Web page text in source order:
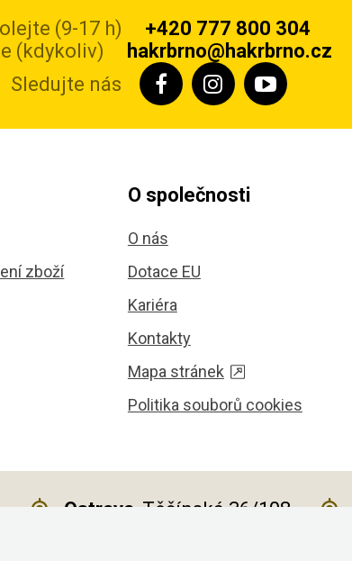
(9-17 h)
+420 777 800 304
(kdykoliv)
hakrbrno@hakrbrno.cz
Sledujte nás
zboží
O společnosti
O nás
Dotace EU
Kariéra
Kontakty
Mapa stránek
Politika souborů cookies
Ostrava, Těšínská 36/108